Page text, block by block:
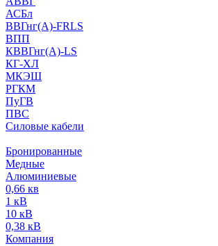
АСБл
ВВГнг(А)-FRLS
ВПП
КВВГнг(А)-LS
КГ-ХЛ
МКЭШ
РГКМ
ПуГВ
ПВС
Силовые кабели
Бронированные
Медные
Алюминиевые
0,66 кв
1 кВ
10 кВ
0,38 кВ
Компания